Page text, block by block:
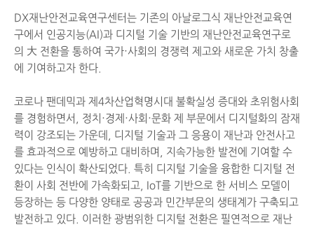
DX재난안전교육연구센터는 기존의 아날로그식 재난안전교육연
구에서 인공지능(AI)과 디지털 기술 기반의 재난안전교육연구로
의 大 전환을 통하여 국가·사회의 경쟁력 제고와 새로운 가치 창출
에 기여하고자 한다.
코로나 팬데믹과 제4차산업혁명시대 불확실성 증대와 초위험사회
를 경험하면서, 정치·경제·사회·문화 제 부문에서 디지털화의 잠재
력이 강조되는 가운데, 디지털 기술과 그 응용이 재난과 안전사고
를 효과적으로 예방하고 대비하며, 지속가능한 발전에 기여할 수
있다는 인식이 확산되었다. 특히 디지털 기술을 융합한 디지털 전
환이 사회 전반에 가속화되고, IoT를 기반으로 한 서비스 모델이
등장하는 등 다양한 양태로 공공과 민간부문의 생태계가 구축되고
발전하고 있다. 이러한 광범위한 디지털 전환은 필연적으로 재난